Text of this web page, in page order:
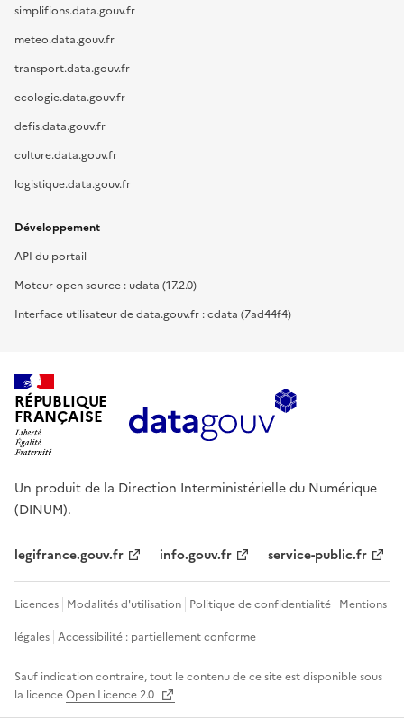
simplifions.data.gouv.fr
meteo.data.gouv.fr
transport.data.gouv.fr
ecologie.data.gouv.fr
defis.data.gouv.fr
culture.data.gouv.fr
logistique.data.gouv.fr
Développement
API du portail
Moteur open source : udata (17.2.0)
Interface utilisateur de data.gouv.fr : cdata (7ad44f4)
RÉPUBLIQUE
FRANÇAISE
Un produit de la Direction Interministérielle du Numérique
(DINUM).
legifrance.gouv.fr info.gouv.fr service-public.fr
Licences Modalités d'utilisation Politique de confidentialité Mentions
légales Accessibilité : partiellement conforme
Sauf indication contraire, tout le contenu de ce site est disponible sous
la licenceOpen Licence 2.0